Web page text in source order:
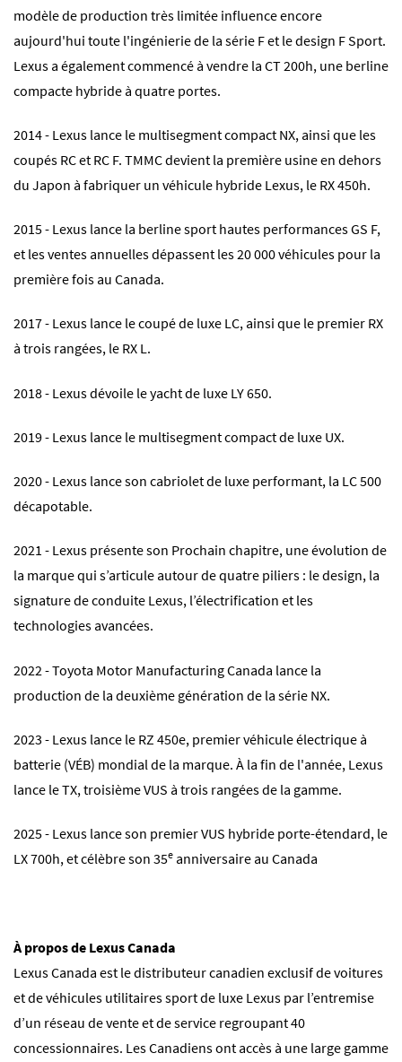
modèle de production très limitée influence encore
aujourd'hui toute l'ingénierie de la série F et le design F Sport.
Lexus a également commencé à vendre la CT 200h, une berline
compacte hybride à quatre portes.
2014 - Lexus lance le multisegment compact NX, ainsi que les
coupés RC et RC F. TMMC devient la première usine en dehors
du Japon à fabriquer un véhicule hybride Lexus, le RX 450h.
2015 - Lexus lance la berline sport hautes performances GS F,
et les ventes annuelles dépassent les 20 000 véhicules pour la
première fois au Canada.
2017 - Lexus lance le coupé de luxe LC, ainsi que le premier RX
à trois rangées, le RX L.
2018 - Lexus dévoile le yacht de luxe LY 650.
2019 - Lexus lance le multisegment compact de luxe UX.
2020 - Lexus lance son cabriolet de luxe performant, la LC 500
décapotable.
2021 - Lexus présente son Prochain chapitre, une évolution de
la marque qui s’articule autour de quatre piliers : le design, la
signature de conduite Lexus, l’électrification et les
technologies avancées.
2022 - Toyota Motor Manufacturing Canada lance la
production de la deuxième génération de la série NX.
2023 - Lexus lance le RZ 450e, premier véhicule électrique à
batterie (VÉB) mondial de la marque. À la fin de l'année, Lexus
lance le TX, troisième VUS à trois rangées de la gamme.
2025 - Lexus lance son premier VUS hybride porte-étendard, le
LX 700h, et célèbre son 35e anniversaire au Canada
À propos de Lexus Canada
Lexus Canada est le distributeur canadien exclusif de voitures
et de véhicules utilitaires sport de luxe Lexus par l’entremise
d’un réseau de vente et de service regroupant 40
concessionnaires. Les Canadiens ont accès à une large gamme